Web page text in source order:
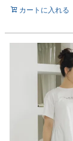
カートに入れる